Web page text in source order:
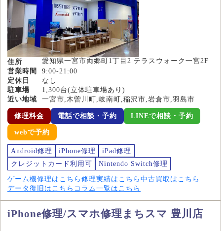
住所
愛知県一宮市両郷町1丁目2 テラスウォーク一宮2F
営業時間
9:00-21:00
定休日
なし
駐車場
1,300台(立体駐車場あり)
近い地域
一宮市,木曽川町,岐南町,稲沢市,岩倉市,羽島市
修理料金 電話で相談・予約 LINEで相談・予約
webで予約
Android修理 iPhone修理
iPad修理
クレジットカード利用可
Nintendo Switch修理
ゲーム機修理はこちら 修理実績はこちら 中古買取はこちら
データ復旧はこちら コラム一覧はこちら
iPhone修理/スマホ修理まちスマ 豊川店